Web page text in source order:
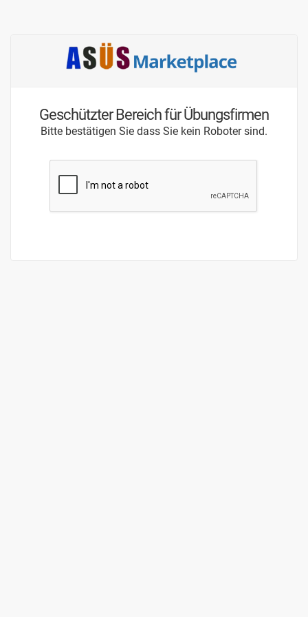
Geschützter Bereich für Übungsfirmen
Bitte bestätigen Sie dass Sie kein Roboter sind.